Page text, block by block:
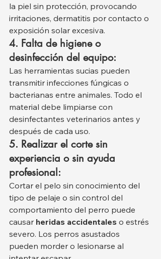
la piel sin protección, provocando
irritaciones, dermatitis por contacto o
exposición solar excesiva.
4. Falta de higiene o
desinfección del equipo:
Las herramientas sucias pueden
transmitir infecciones fúngicas o
bacterianas entre animales. Todo el
material debe limpiarse con
desinfectantes veterinarios antes y
después de cada uso.
5. Realizar el corte sin
experiencia o sin ayuda
profesional:
Cortar el pelo sin conocimiento del
tipo de pelaje o sin control del
comportamiento del perro puede
causar heridas accidentales o estrés
severo. Los perros asustados
pueden morder o lesionarse al